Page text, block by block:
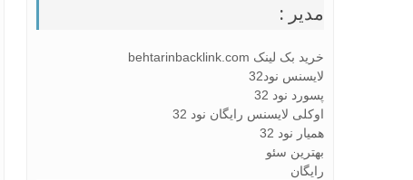
مدیر :
خرید بک لینک behtarinbacklink.com
لایسنس نود32
پسورد نود 32
اوکلی لایسنس رایگان نود 32
همیار نود 32
بهترین سئو
رایگان